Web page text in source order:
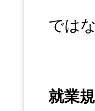
では
就業